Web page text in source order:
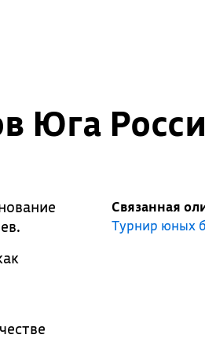
Юга
Связанная
Турнир юных